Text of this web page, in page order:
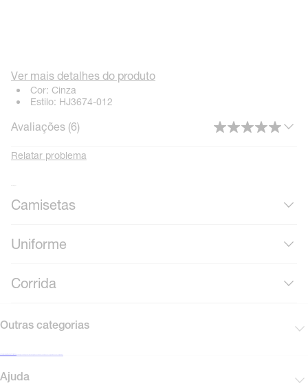
Ver mais detalhes do produto
Cor: Cinza
Estilo: HJ3674-012
Avaliações (6)
Relatar problema
Camisetas
Uniforme
Corrida
Outras categorias
Ajuda